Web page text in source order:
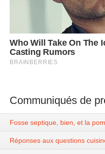
Communiqués de
Fosse septique, bien, et la
Réponses aux questions